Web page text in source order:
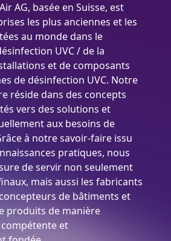
AG, basée en Suisse, est
les plus anciennes et les
au monde dans le
UVC / de la
et de composants
de désinfection UVC. Notre
réside dans des concepts
vers des solutions et
aux besoins de
à notre savoir-faire issu
pratiques, nous
de servir non seulement
mais aussi les fabricants
de bâtiments et
produits de manière
et